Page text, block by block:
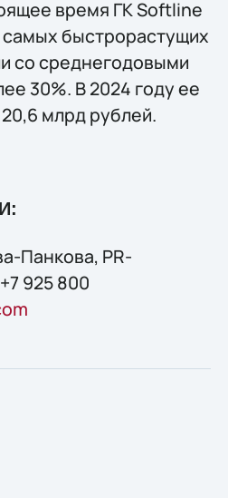
время ГК Softline
самых быстрорастущих
со среднегодовыми
30%. В 2024 году ее
млрд рублей.
Панкова, PR-
925 800